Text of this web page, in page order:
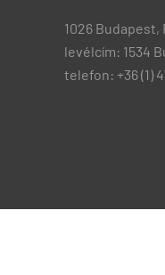
1026 Budapest,
levélcím: 1534
telefon: +36 (1)